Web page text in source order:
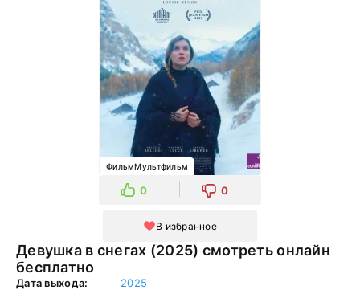
Девушка в снегах (2025) смотреть онлайн
бесплатно
ФильмМультфильм
0 0
В избранное
Дата выхода:
2025